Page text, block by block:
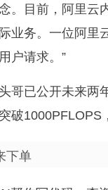
。目前，阿里云
业务。一位阿里
户请求。”
哥已公开未来两
破1000PFLOPS
下单